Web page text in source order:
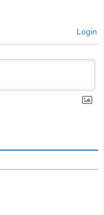
Login